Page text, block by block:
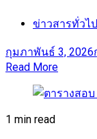
ข่าวสารทั่วไป
กุมภาพันธ์ 3, 2026
Read More
1 min read